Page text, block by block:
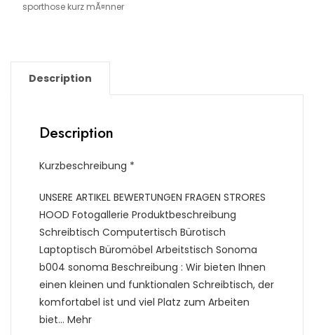
sporthose kurz mÃ¤nner
Description
Description
Kurzbeschreibung *
UNSERE ARTIKEL BEWERTUNGEN FRAGEN STRORES
HOOD Fotogallerie Produktbeschreibung
Schreibtisch Computertisch Bürotisch
Laptoptisch Büromöbel Arbeitstisch Sonoma
b004 sonoma Beschreibung : Wir bieten Ihnen
einen kleinen und funktionalen Schreibtisch, der
komfortabel ist und viel Platz zum Arbeiten
biet… Mehr